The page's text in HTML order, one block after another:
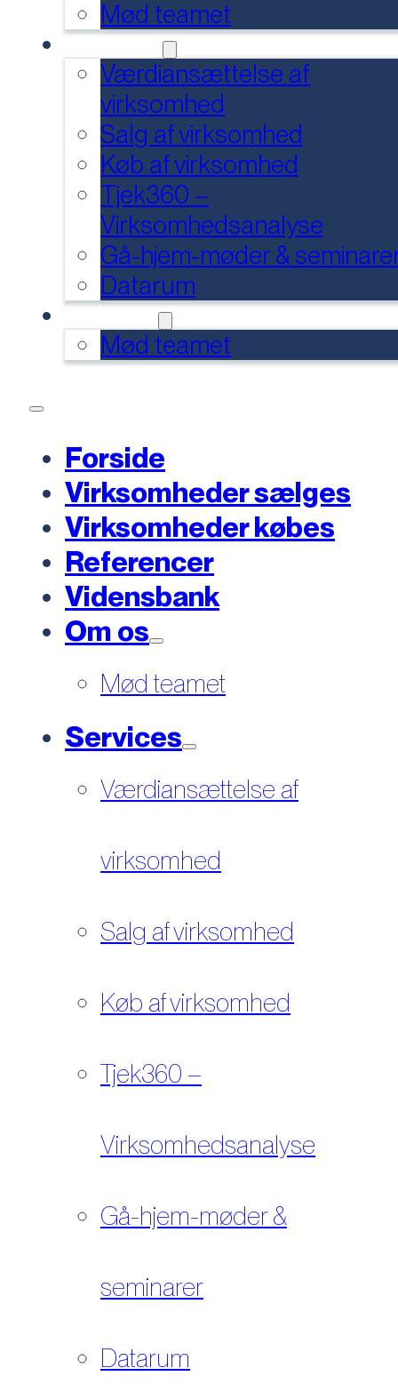
Mød teamet
Værdiansættelse af
virksomhed
Salg af virksomhed
Køb af virksomhed
Tjek360 –
Virksomhedsanalyse
Gå-hjem-møder &
Datarum
Mød teamet
Forside
Virksomheder sælges
Virksomheder købes
Referencer
Vidensbank
Om os
Mød teamet
Services
Værdiansættelse af
virksomhed
Salg af virksomhed
Køb af virksomhed
Tjek360 –
Virksomhedsanalyse
Gå-hjem-møder &
seminarer
Datarum